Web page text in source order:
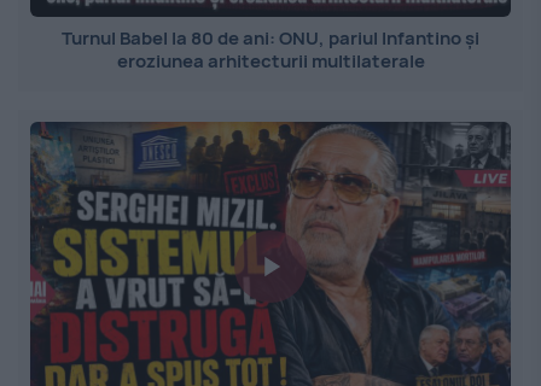
Turnul Babel la 80 de ani: ONU, pariul Infantino și
eroziunea arhitecturii multilaterale